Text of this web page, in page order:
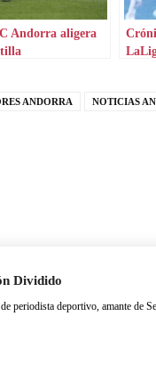
Andorra aligera
ANDORRA NOTICIAS
Dividido
periodista deportivo, amante de